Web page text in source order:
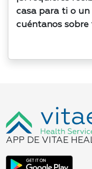
casa para ti o un
cuéntanos sobre
APP DE VITAE